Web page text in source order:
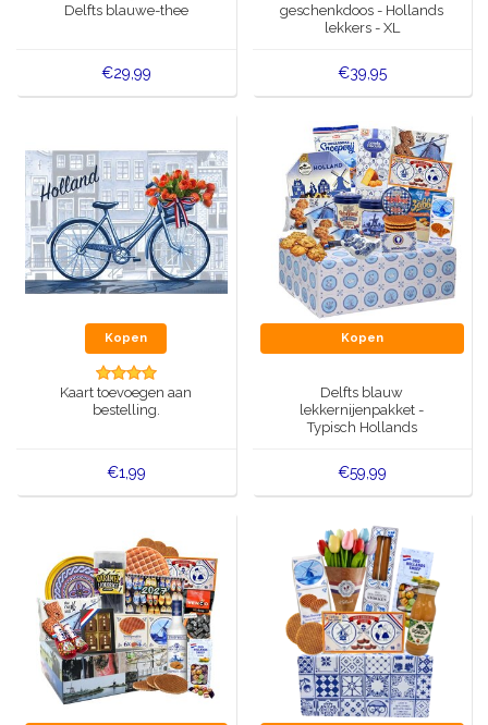
Delfts blauwe-thee
€29,99
geschenkdoos - Hollands
lekkers - XL
€39,95
Kopen
Kaart toevoegen aan
bestelling.
€1,99
Kopen
Delfts blauw
lekkernijenpakket -
Typisch Hollands
€59,99